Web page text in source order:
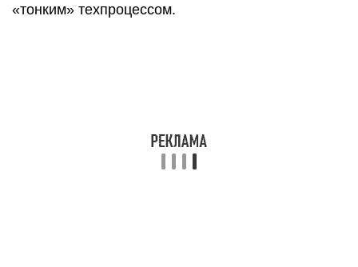
«тонким» техпроцессом.